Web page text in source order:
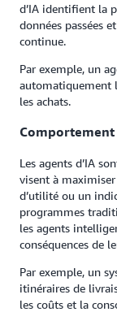
d’IA identifient la
données passées
continue.
Par exemple, un
automatiquement
les achats.
Comportement
Les agents d’IA
visent à
d’utilité ou un
programmes
les agents
conséquences de
Par exemple, un
itinéraires de
les coûts et la